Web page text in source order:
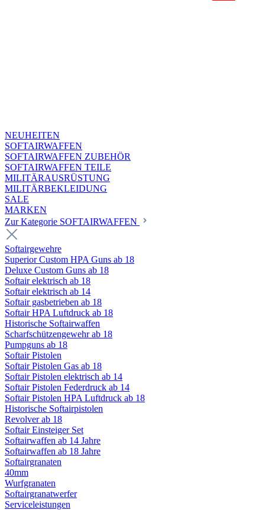
NEUHEITEN
SOFTAIRWAFFEN
SOFTAIRWAFFEN ZUBEHÖR
SOFTAIRWAFFEN TEILE
MILITÄRAUSRÜSTUNG
MILITÄRBEKLEIDUNG
SALE
MARKEN
Zur Kategorie SOFTAIRWAFFEN
Softairgewehre
Superior Custom HPA Guns ab 18
Deluxe Custom Guns ab 18
Softair elektrisch ab 18
Softair elektrisch ab 14
Softair gasbetrieben ab 18
Softair HPA Luftdruck ab 18
Historische Softairwaffen
Scharfschützengewehr ab 18
Pumpguns ab 18
Softair Pistolen
Softair Pistolen Gas ab 18
Softair Pistolen elektrisch ab 14
Softair Pistolen Federdruck ab 14
Softair Pistolen HPA Luftdruck ab 18
Historische Softairpistolen
Revolver ab 18
Softair Einsteiger Set
Softairwaffen ab 14 Jahre
Softairwaffen ab 18 Jahre
Softairgranaten
40mm
Wurfgranaten
Softairgranatwerfer
Serviceleistungen